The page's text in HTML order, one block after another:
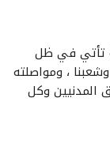
تأتي في ظل
، ومواصلته
المدنيين وكل